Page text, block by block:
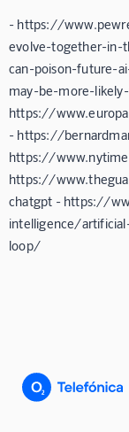
- https://
evolve-together-in-
can-poison-future-
may-be-more-
https://
- https://
https://
https://
chatgpt - https://
intelligence/
loop/